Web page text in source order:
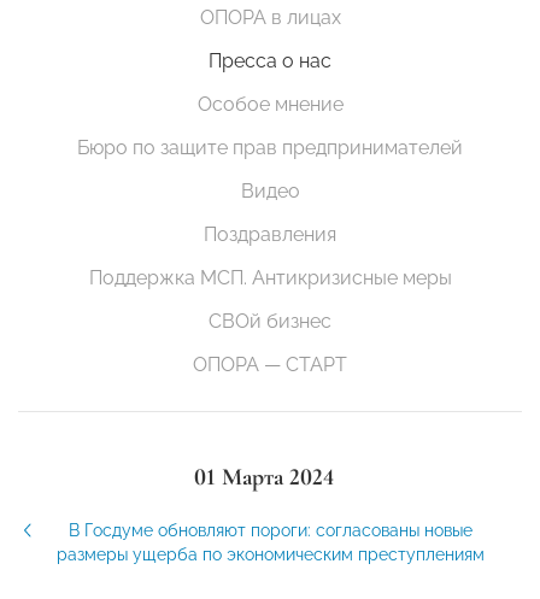
ОПОРА в лицах
Пресса о нас
Особое мнение
Бюро по защите прав предпринимателей
Видео
Поздравления
Поддержка МСП. Антикризисные меры
СВОй бизнес
ОПОРА — СТАРТ
01 Марта 2024
В Госдуме обновляют пороги: согласованы новые
размеры ущерба по экономическим преступлениям